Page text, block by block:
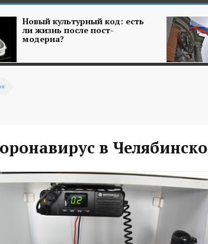
Новый культурный код: есть
ли жизнь после пост-
модерна?
в